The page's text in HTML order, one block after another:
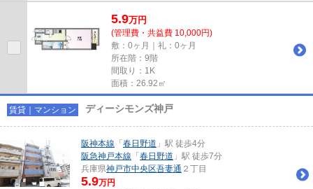
5.9万円
(管理費・共益費 10,000円)
敷：0ヶ月｜礼：0ヶ月
所在階：9階
間取り：1K
面積：26.92㎡
賃貸｜マンション ディーシモンズ神戸
阪神本線 「 春日野道 」駅 徒歩4分
阪急神戸本線 「 春日野道 」駅 徒歩7分
兵庫県神戸市中央区吾妻通 ２丁目
5.9万円